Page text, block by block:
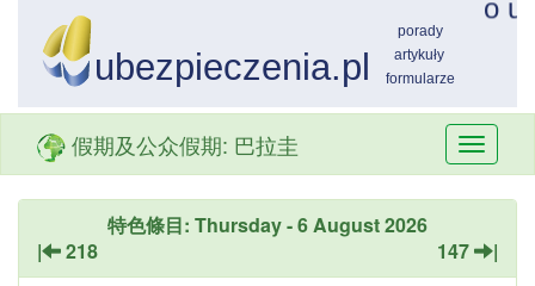
假期及公众假期: 巴拉圭
特色條目: Thursday - 6 August 2026
|
218 147 |